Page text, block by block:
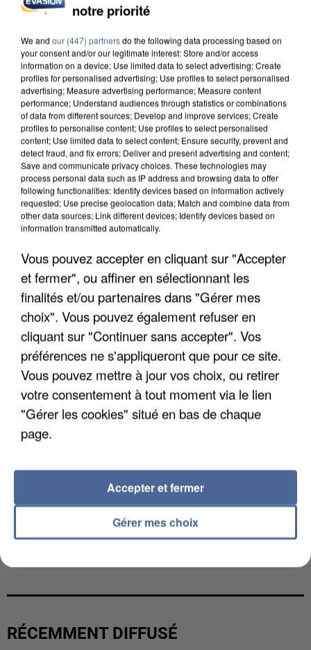
INCENDIES : L’ÎLE-DE-FRANCE LANCE UN ÉLAN
APRÈS TOUTES CES CANICULES, LES REFUGES
DE FAUNE SAUVAGE SONT...
L’UN DES FONDATEURS SUPPOSÉS DE LA DZ
RÉCEMMENT DIFFUSÉ
notre priorité
We and our (447) partnersdo the following data processing based on
your consent and/or our legitimate interest: Store and/or access
information on a device; Use limited data to select advertising; Create
profiles for personalised advertising; Use profiles to select personalised
advertising; Measure advertising performance; Measure content
performance; Understand audiences through statistics or combinations
of data from different sources; Develop and improve services; Create
profiles to personalise content; Use profiles to select personalised
content; Use limited data to select content; Ensure security, prevent and
detect fraud, and fix errors; Deliver and present advertising and content;
Save and communicate privacy choices. These technologies may
process personal data such as IP address and browsing data to offer
following functionalities: Identify devices based on information actively
requested; Use precise geolocation data; Match and combine data from
other data sources; Link different devices; Identify devices based on
information transmitted automatically.
Vous pouvez accepter en cliquant sur "Accepter
et fermer", ou affiner en sélectionnant les
finalités et/ou partenaires dans "Gérer mes
choix". Vous pouvez également refuser en
cliquant sur "Continuer sans accepter". Vos
préférences ne s'appliqueront que pour ce site.
Vous pouvez mettre à jour vos choix, ou retirer
votre consentement à tout moment via le lien
"Gérer les cookies" situé en bas de chaque
page.
Gérer mes choix
Accepter et fermer